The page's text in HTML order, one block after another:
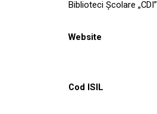
Biblioteci Școlare „CDI”
Website
Cod ISIL